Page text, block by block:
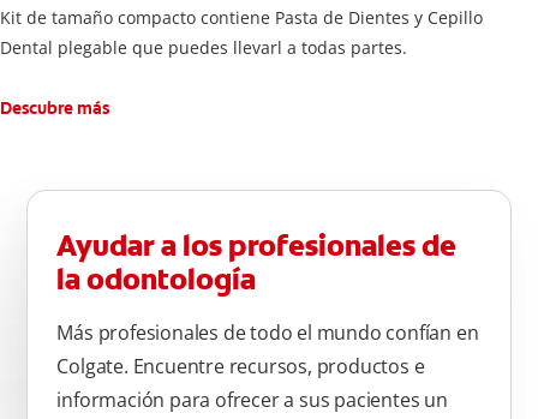
Kit de tamaño compacto contiene Pasta de Dientes y Cepillo
Dental plegable que puedes llevarl a todas partes.
Descubre más
Ayudar a los profesionales de
la odontología
Más profesionales de todo el mundo confían en
Colgate. Encuentre recursos, productos e
información para ofrecer a sus pacientes un